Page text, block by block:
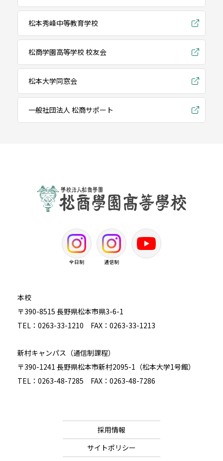
松本秀峰中等教育学校
松商学園高等学校 校友会
松本大学同窓会
一般社団法人 松商サポート
全日制 通信制
本校
〒390-8515 長野県松本市県3-6-1
TEL：0263-33-1210 FAX：0263-33-1213
新村キャンパス（通信制課程）
〒390-1241 長野県松本市新村2095-1（松本大学1号館）
TEL：0263-48-7285 FAX：0263-48-7286
採用情報
サイトポリシー